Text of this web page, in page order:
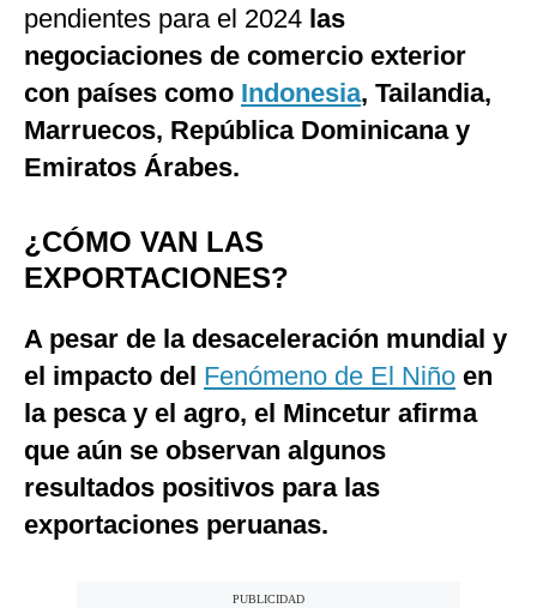
pendientes para el 2024 las
negociaciones de comercio exterior
con países como Indonesia, Tailandia,
Marruecos, República Dominicana y
Emiratos Árabes.
¿CÓMO VAN LAS
EXPORTACIONES?
A pesar de la desaceleración mundial y
el impacto del Fenómeno de El Niño en
la pesca y el agro, el Mincetur afirma
que aún se observan algunos
resultados positivos para las
exportaciones peruanas.